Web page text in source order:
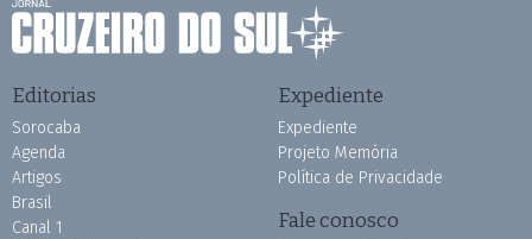
Editorias
Sorocaba
Agenda
Artigos
Brasil
Canal 1
Expediente
Expediente
Projeto Memória
Política de Privacidade
Fale conosco